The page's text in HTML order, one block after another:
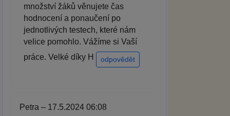
množství žáků věnujete čas
hodnocení a ponaučení po
jednotlivých testech, které nám
velice pomohlo. Vážíme si Vaší
práce. Velké díky H
odpovědět
Petra – 17.5.2024 06:08